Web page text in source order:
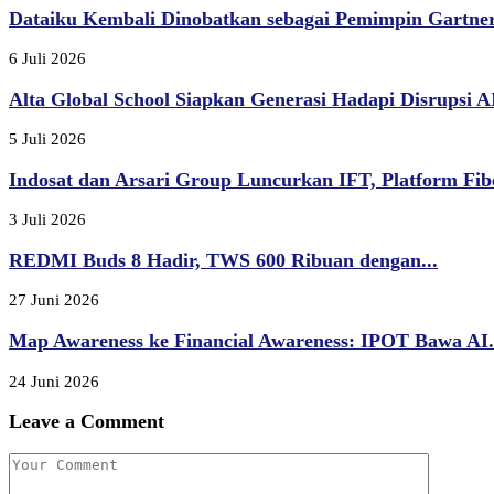
Dataiku Kembali Dinobatkan sebagai Pemimpin
6 Juli 2026
Alta Global School Siapkan Generasi Hadapi Disrupsi
5 Juli 2026
Indosat dan Arsari Group Luncurkan IFT, Platform
3 Juli 2026
REDMI Buds 8 Hadir, TWS 600 Ribuan dengan...
27 Juni 2026
Map Awareness ke Financial Awareness: IPOT Bawa
24 Juni 2026
Leave a Comment